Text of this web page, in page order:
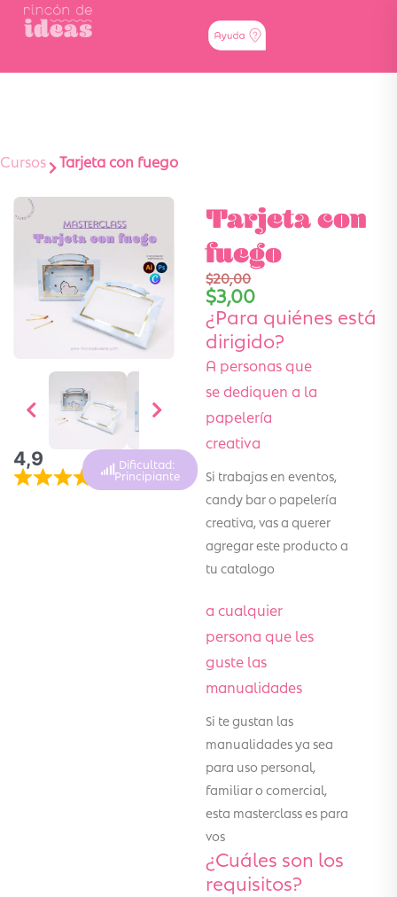
Cursos Tarjeta con fuego
4,9 Dificultad:
Principiante
Tarjeta con
fuego
$20,00
$3,00
¿Para quiénes está
dirigido?
A personas que
se dediquen a la
papelería
creativa
Si trabajas en eventos,
candy bar o papelería
creativa, vas a querer
agregar este producto a
tu catalogo
a cualquier
persona que les
guste las
manualidades
Si te gustan las
manualidades ya sea
para uso personal,
familiar o comercial,
esta masterclass es para
vos
¿Cuáles son los
requisitos?